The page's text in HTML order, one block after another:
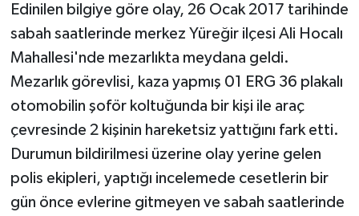
Edinilen bilgiye göre olay, 26 Ocak 2017 tarihinde
sabah saatlerinde merkez Yüreğir ilçesi Ali Hocalı
Mahallesi'nde mezarlıkta meydana geldi.
Mezarlık görevlisi, kaza yapmış 01 ERG 36 plakalı
otomobilin şoför koltuğunda bir kişi ile araç
çevresinde 2 kişinin hareketsiz yattığını fark etti.
Durumun bildirilmesi üzerine olay yerine gelen
polis ekipleri, yaptığı incelemede cesetlerin bir
gün önce evlerine gitmeyen ve sabah saatlerinde